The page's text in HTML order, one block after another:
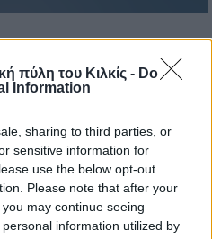
πύλη του Κιλκίς - Do
Information
sharing to third parties, or
sensitive information for
use the below opt-out
Please note that after your
may continue seeing
information utilized by